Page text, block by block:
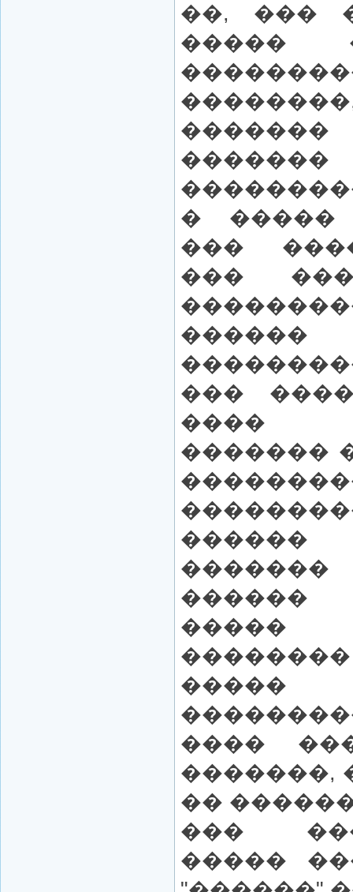
��, ���
�����
�������
� �����
���
���
���
����
�������
������
�����
�����
����
�������,
��
���
�����